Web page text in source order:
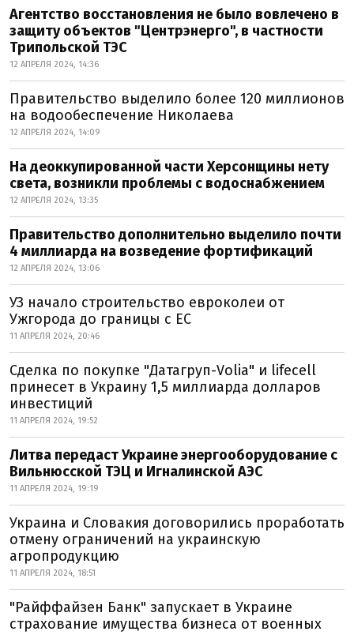
Агентство восстановления не было вовлечено в
защиту объектов "Центрэнерго", в частности
Трипольской ТЭС
12 АПРЕЛЯ 2024, 14:36
Правительство выделило более 120 миллионов
на водообеспечение Николаева
12 АПРЕЛЯ 2024, 14:09
На деоккупированной части Херсонщины нету
света, возникли проблемы с водоснабжением
12 АПРЕЛЯ 2024, 13:35
Правительство дополнительно выделило почти
4 миллиарда на возведение фортификаций
12 АПРЕЛЯ 2024, 13:06
УЗ начало строительство евроколеи от
Ужгорода до границы с ЕС
11 АПРЕЛЯ 2024, 20:46
Сделка по покупке "Датагруп-Volia" и lifecell
принесет в Украину 1,5 миллиарда долларов
инвестиций
11 АПРЕЛЯ 2024, 19:52
Литва передаст Украине энергооборудование с
Вильнюсской ТЭЦ и Игналинской АЭС
11 АПРЕЛЯ 2024, 19:19
Украина и Словакия договорились проработать
отмену ограничений на украинскую
агропродукцию
11 АПРЕЛЯ 2024, 18:51
"Райффайзен Банк" запускает в Украине
страхование имущества бизнеса от военных